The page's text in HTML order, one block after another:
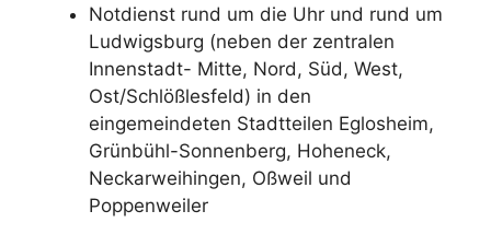
Notdienst rund um die Uhr und rund um
Ludwigsburg (neben der zentralen
Innenstadt- Mitte, Nord, Süd, West,
Ost/Schlößlesfeld) in den
eingemeindeten Stadtteilen Eglosheim,
Grünbühl-Sonnenberg, Hoheneck,
Neckarweihingen, Oßweil und
Poppenweiler